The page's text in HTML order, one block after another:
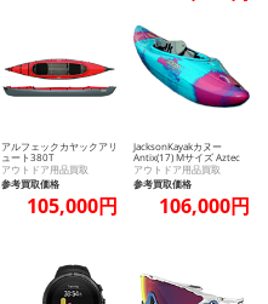
アルフェックカヤックアリ
ュート380T
アウトドア用品買取
参考買取価格
105,000円
JacksonKayakカヌー
Antix(17) Mサイズ Aztec
アウトドア用品買取
参考買取価格
106,000円